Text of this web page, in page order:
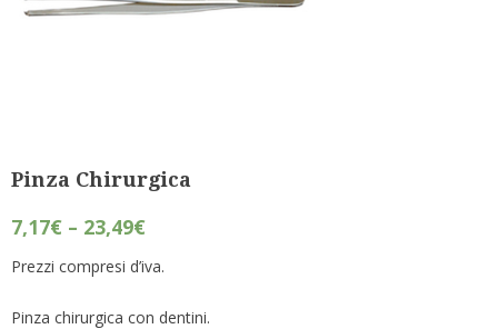
Pinza Chirurgica
7,17€ – 23,49€
Prezzi compresi d’iva.
Pinza chirurgica con dentini.